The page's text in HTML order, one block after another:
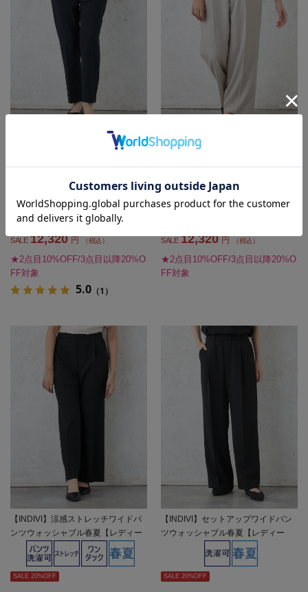
【INDIVI】涼感ストレッチテーパー
SALE 20%OFF
価格 15,400 円 （税込）
SALE 12,320 円 （税込）
★2点目10%OFF/3点目以降20%O
FF対象
5.0 （1）
【INDIVI】涼感ストレッチワイドパ
SALE 20%OFF
SALE 12,320 円 （税込）
★2点目10%OFF/3点目以降20%O
FF対象
【INDIVI】涼感ストレッチワイドパ
ンツウォッシャブル春夏【レディー
SALE 20%OFF
【INDIVI】セットアップワイドパン
ツウォッシャブル春夏【レディー
SALE 20%OFF